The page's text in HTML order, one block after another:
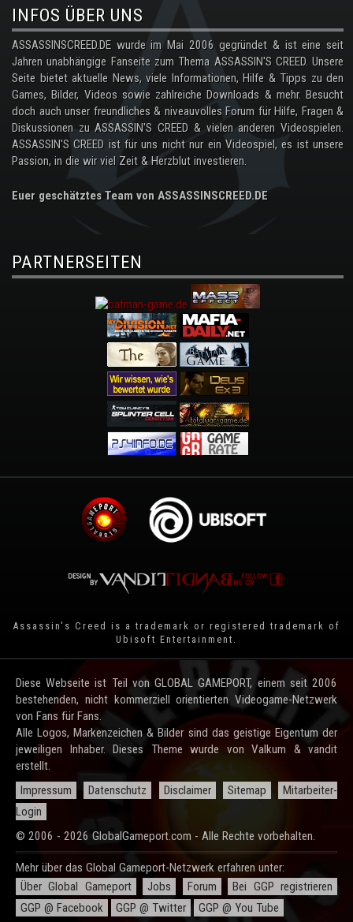
INFOS ÜBER UNS
ASSASSINSCREED.DE wurde im Mai 2006 gegründet & ist eine seit
Jahren unabhängige Fanseite zum Thema ASSASSIN'S CREED. Unsere
Seite bietet aktuelle News, viele Informationen, Hilfe & Tipps zu den
Games, Bilder, Videos sowie zahlreiche Downloads & mehr. Besucht
doch auch unser freundliches & niveauvolles Forum für Hilfe, Fragen &
Diskussionen zu ASSASSIN'S CREED & vielen anderen Videospielen.
ASSASSIN'S CREED ist für uns nicht nur ein Videospiel, es ist unsere
Passion, in die wir viel Zeit & Herzblut investieren.
Euer geschätztes Team von ASSASSINSCREED.DE
PARTNERSEITEN
Assassin's Creed is a trademark or registered trademark of
Ubisoft Entertainment .
Diese Webseite ist Teil von GLOBAL GAMEPORT, einem seit 2006
bestehenden, nicht kommerziell orientierten Videogame-Netzwerk
von Fans für Fans.
Alle Logos, Markenzeichen & Bilder sind das geistige Eigentum der
jeweiligen Inhaber. Dieses Theme wurde von Valkum & vandit
erstellt.
Impressum
Datenschutz Disclaimer Sitemap
Mitarbeiter-
Login
© 2006 - 2026 GlobalGameport.com - Alle Rechte vorbehalten.
Mehr über das Global Gameport-Netzwerk erfahren unter:
Über Global Gameport
Jobs Forum
Bei GGP registrieren
GGP @ Facebook
GGP @ Twitter GGP @ You Tube